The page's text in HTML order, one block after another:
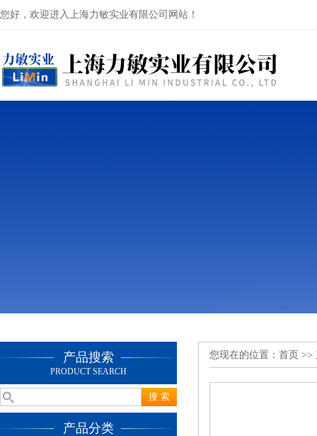
您好，欢迎进入上海力敏实业有限公司网站！
产品搜索
PRODUCT SEARCH
产品分类
您现在的位置： 首页 >>